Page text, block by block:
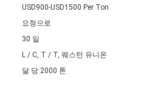
USD900-USD1500 Per Ton
요청으로
30 일
L / C, T / T, 웨스턴 유니온
달 당 2000 톤